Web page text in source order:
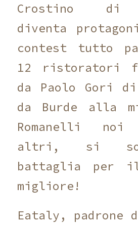
Crostino di
diventa
contest tutto
12 ristoratori
da Paolo Gori
da Burde alla
Romanelli
altri, si
battaglia per
migliore!
Eataly, padrone